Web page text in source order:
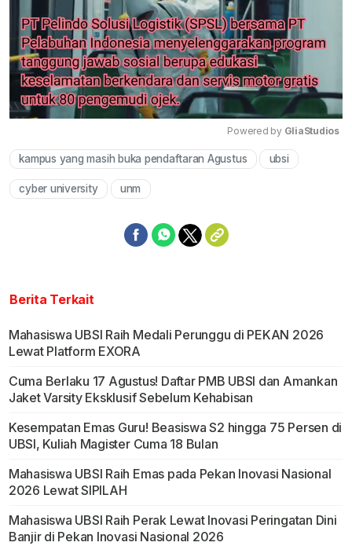
Mute
Powered by GliaStudios
kampus yang masih buka pendaftaran Agustus ubsi
cyber university unm
Berita Terkait
Mahasiswa UBSI Raih Medali Perunggu di PEKAN 2026
Lewat Platform EXORA
Cuma Berlaku 17 Agustus! Daftar PMB UBSI dan Amankan
Jaket Varsity Eksklusif Sebelum Kehabisan
Kesempatan Emas Guru! Beasiswa S2 hingga 75 Persen di
UBSI, Kuliah Magister Cuma 18 Bulan
Mahasiswa UBSI Raih Emas pada Pekan Inovasi Nasional
2026 Lewat SIPILAH
Mahasiswa UBSI Raih Perak Lewat Inovasi Peringatan Dini
Banjir di Pekan Inovasi Nasional 2026